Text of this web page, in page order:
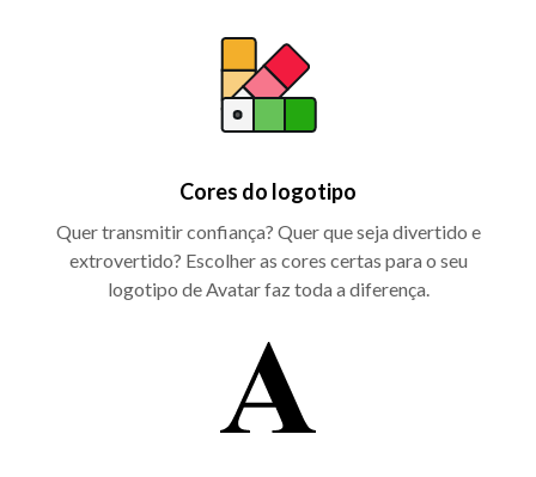
Cores do logotipo
Quer transmitir confiança? Quer que seja divertido e
extrovertido? Escolher as cores certas para o seu
logotipo de Avatar faz toda a diferença.